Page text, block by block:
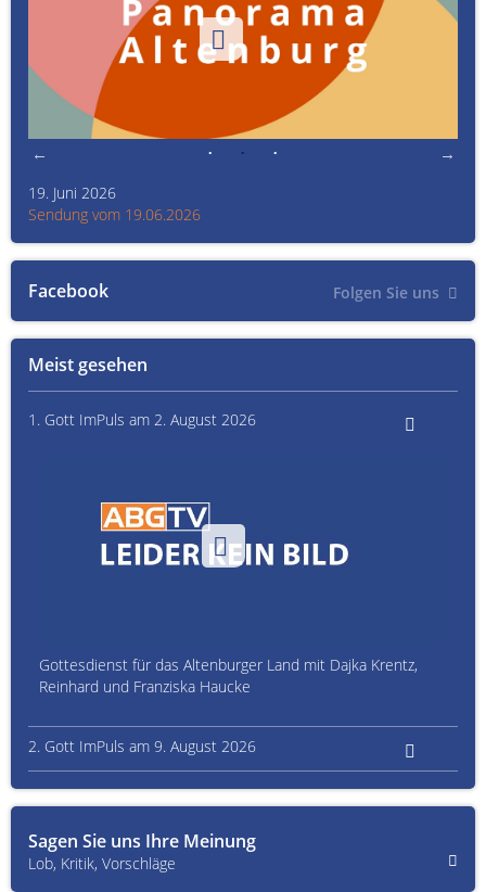
Meist gesehen
1. Gott ImPuls am 2. August 2026
Gottesdienst für das Altenburger Land mit Dajka Krentz,
Reinhard und Franziska Haucke
2. Gott ImPuls am 9. August 2026
Facebook Folgen Sie uns
19. Juni 2026
Sendung vom 19.06.2026
Sagen Sie uns Ihre Meinung
Lob, Kritik, Vorschläge